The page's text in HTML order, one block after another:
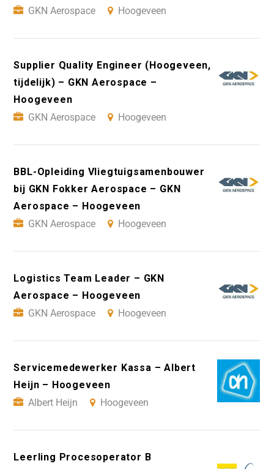
GKN Aerospace
Hoogeveen
Supplier Quality Engineer (Hoogeveen,
tijdelijk) – GKN Aerospace –
Hoogeveen
GKN Aerospace
Hoogeveen
BBL-Opleiding Vliegtuigsamenbouwer
bij GKN Fokker Aerospace – GKN
Aerospace – Hoogeveen
GKN Aerospace
Hoogeveen
Logistics Team Leader – GKN
Aerospace – Hoogeveen
GKN Aerospace
Hoogeveen
Servicemedewerker Kassa – Albert
Heijn – Hoogeveen
Albert Heijn
Hoogeveen
Leerling Procesoperator B